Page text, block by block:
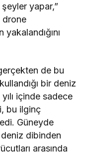
yapar,”
drone
de bu
bir deniz
içinde sadece
bu ilginç
Güneyde
dibinden
arasında